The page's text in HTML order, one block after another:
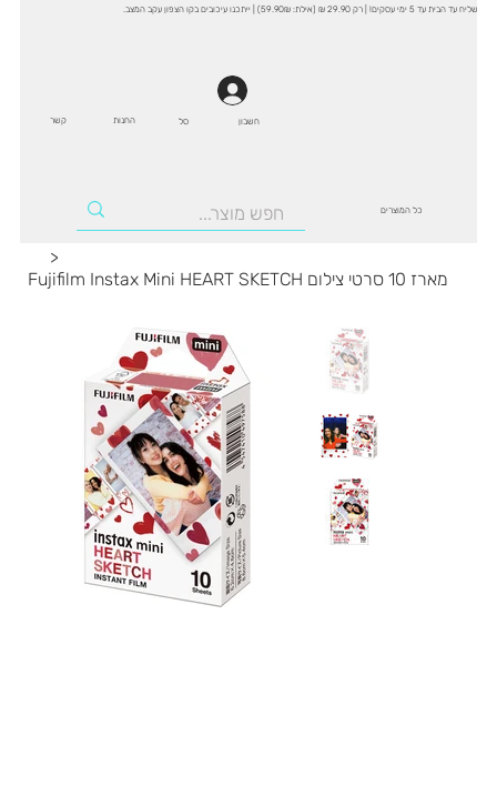
שליח עד הבית עד 5 ימי עסקים! | רק 29.90 ₪ (אילת: 59.90₪) | ייתכנו עיכובים בקו הצפון עקב המצב.
חשבון סל קשר החנות
כל המוצרים
>
Fujifilm Instax Mini HEART SKETCH מארז 10 סרטי צילום